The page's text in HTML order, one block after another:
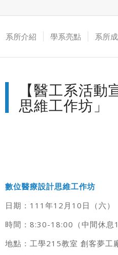
系所介紹 學系亮點 系所
【醫工系活
思維工作坊」
數位醫療設計思維工作坊
日期：111年12月10日（六）
時間：8:30-18:00（中間休息1
地點：工學215教室 創客夢工